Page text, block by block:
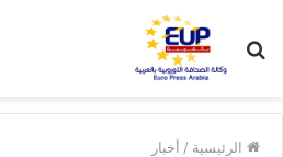
عن
الرئيسية / أخبار